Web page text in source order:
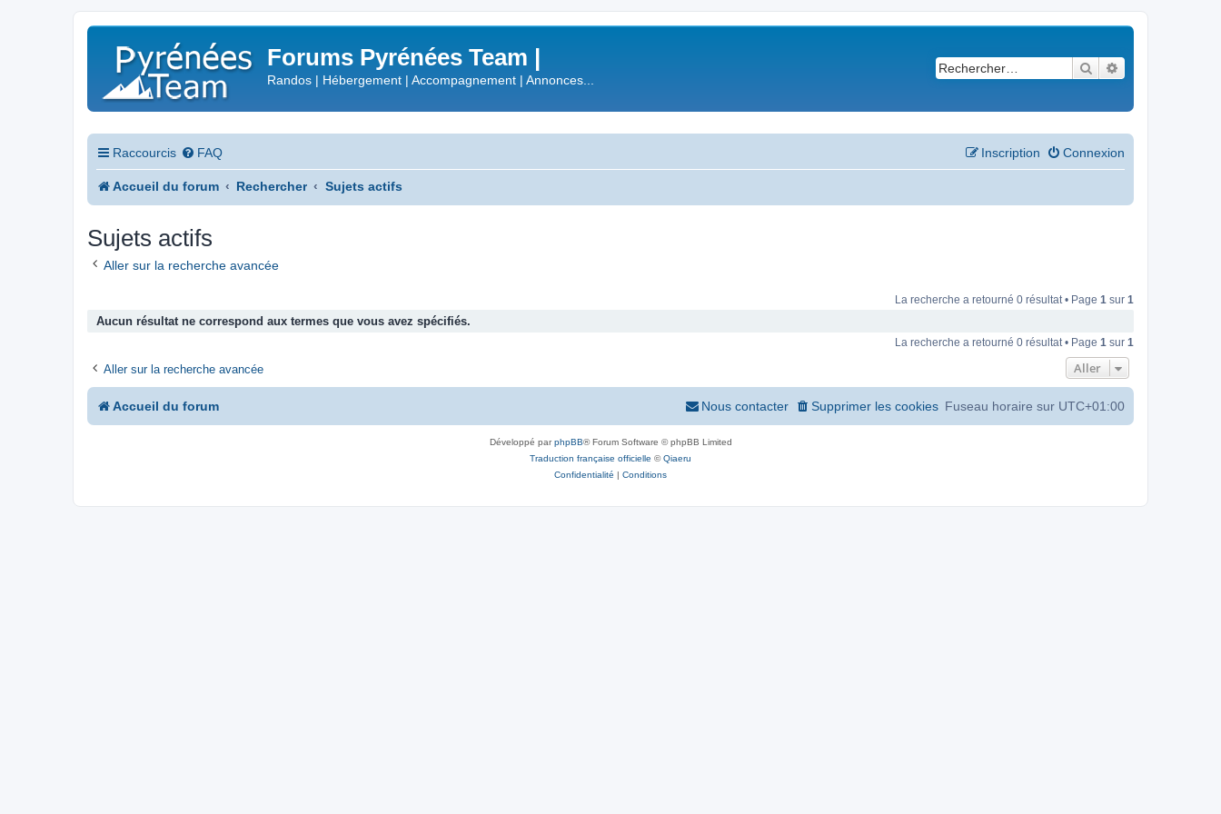
Forums Pyrénées Team |
Randos | Hébergement | Accompagnement | Annonces...
Rechercher
Raccourcis FAQ Connexion
Inscription
Accueil du forum Rechercher Sujets actifs
Sujets actifs
Aller sur la recherche avancée
La recherche a retourné 0 résultat • Page 1 sur 1
Aucun résultat ne correspond aux termes que vous avez spécifiés.
La recherche a retourné 0 résultat • Page 1 sur 1
Aller sur la recherche avancée Aller
Accueil du forum Fuseau horaire sur UTC+01:00
Supprimer les cookies
Nous contacter
Développé parphpBB® Forum Software © phpBB Limited
Traduction française officielle ©Qiaeru
Confidentialité | Conditions